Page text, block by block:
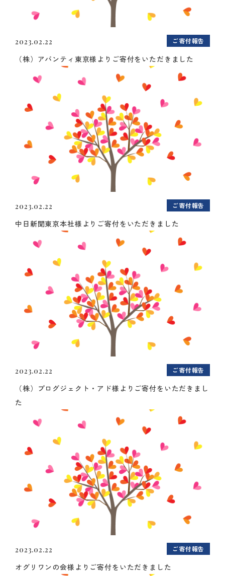
2023.02.22 ご寄付報告
（株）アバンティ東京様よりご寄付をいただきました
2023.02.22 ご寄付報告
中日新聞東京本社様よりご寄付をいただきました
2023.02.22 ご寄付報告
（株）プログジェクト・アド様よりご寄付をいただきまし
た
2023.02.22 ご寄付報告
オグリワンの会様よりご寄付をいただきました